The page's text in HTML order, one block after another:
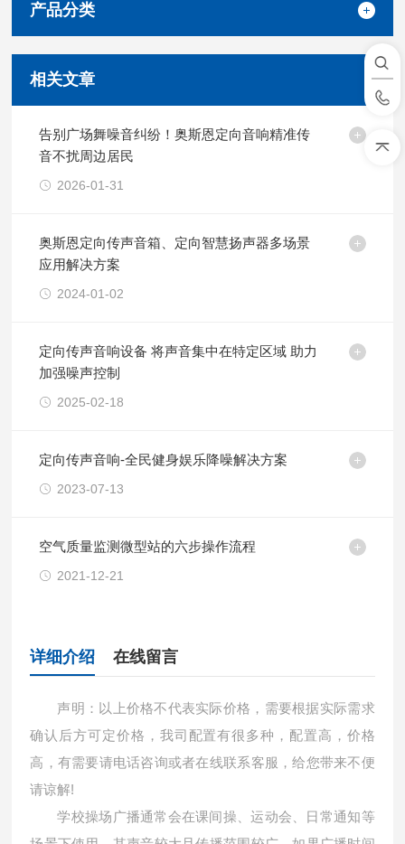
产品分类
相关文章
告别广场舞噪音纠纷！奥斯恩定向音响精准传
音不扰周边居民
2026-01-31
奥斯恩定向传声音箱、定向智慧扬声器多场景
应用解决方案
2024-01-02
定向传声音响设备 将声音集中在特定区域 助力
加强噪声控制
2025-02-18
定向传声音响-全民健身娱乐降噪解决方案
2023-07-13
空气质量监测微型站的六步操作流程
2021-12-21
详细介绍 在线留言
声明：以上价格不代表实际价格，需要根据实际需求
确认后方可定价格，我司配置有很多种，配置高，价格
高，有需要请电话咨询或者在线联系客服，给您带来不便
请谅解!
学校操场广播通常会在课间操、运动会、日常通知等